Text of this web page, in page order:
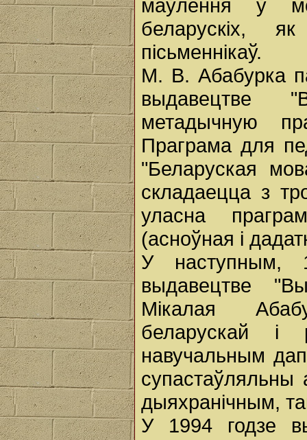
маўлення ў
беларускіх,
пісьменнікаў.
М. В. Абабурка
выдавецтве
метадычную
Праграма для
"Беларуская
складаецца з
уласна
(асноўная і
У наступным,
выдавецтве
Мікалая
беларускай
навучальным
супастаўляльны
дыяхранічным,
У 1994 годзе